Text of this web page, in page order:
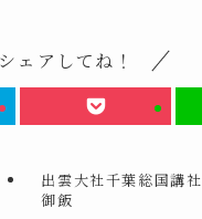
ェアしてね！
出雲大社千葉総国講
御飯